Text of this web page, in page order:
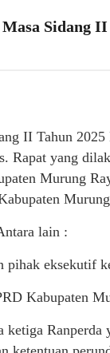
Sidang II
II Tahun
Rapat yang
Murung
lain :
pihak eksekutif
Kabupaten
Ranperda